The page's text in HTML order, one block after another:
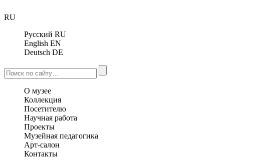
RU
Русский RU
English EN
Deutsch DE
О музее
Коллекция
Посетителю
Научная работа
Проекты
Музейная педагогика
Арт-салон
Контакты